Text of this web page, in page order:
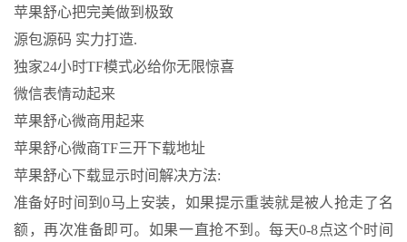
苹果舒心把完美做到极致
源包源码 实力打造.
独家24小时TF模式必给你无限惊喜
微信表情动起来
苹果舒心微商用起来
苹果舒心微商TF三开下载地址
苹果舒心下载显示时间解决方法:
准备好时间到0马上安装，如果提示重装就是被人抢走了名
额，再次准备即可。如果一直抢不到。每天0-8点这个时间